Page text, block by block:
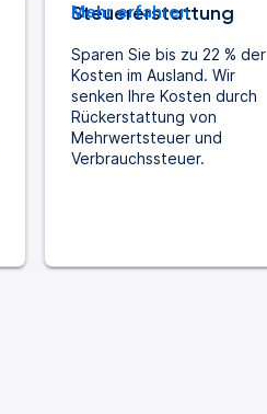
Steuererstattung
Sparen Sie bis zu 22 % der
Kosten im Ausland. Wir
senken Ihre Kosten durch
Rückerstattung von
Mehrwertsteuer und
Verbrauchssteuer.
Mehr erfahren